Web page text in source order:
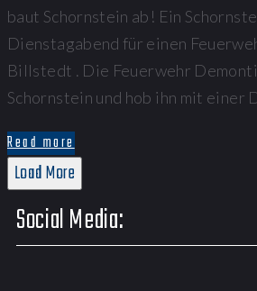
baut Schornstein ab! Ein
Dienstagabend für einen
Billstedt . Die Feuerwehr
Schornstein und hob ihn mit
Read more
Load More
Social Media: